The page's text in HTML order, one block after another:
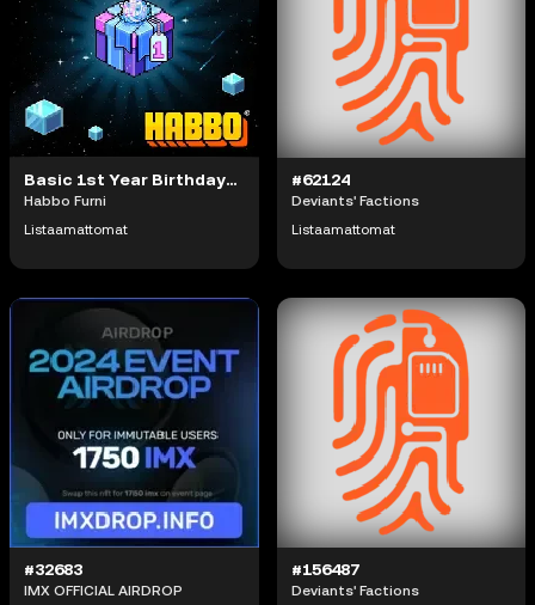
Basic 1st Year Birthday Gift
Habbo Furni
Listaamattomat
#62124
Deviants' Factions
Listaamattomat
#32683
IMX OFFICIAL AIRDROP
#156487
Deviants' Factions